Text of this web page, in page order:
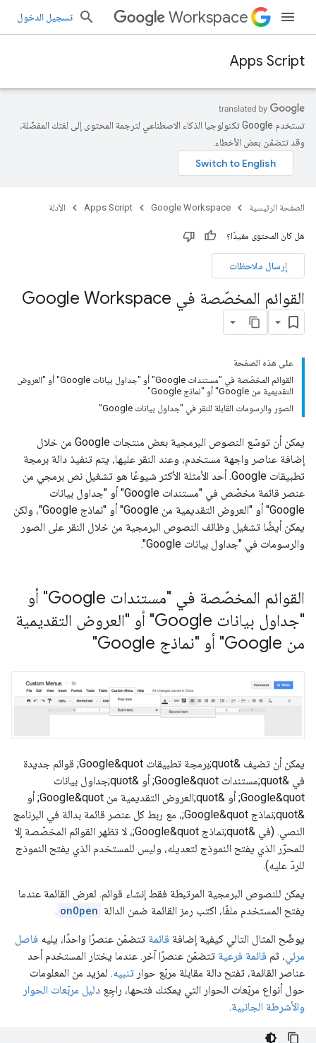
Workspace تسجيل الدخول
Apps Script
تستخدم Google تكنولوجيا الذكاء الاصطناعي لترجمة المحتوى إلى لغتك المفضّلة،
وقد تتضمّن بعض الأخطاء.
الصفحة الرئيسية Google Workspace
Apps Script الأدلة
هل كان المحتوى مفيدًا؟
إرسال ملاحظات
القوائم المخصّصة في Google Workspace
على هذه الصفحة
القوائم المخصّصة في "مستندات Google" أو "جداول بيانات Google" أو "العروض
التقديمية من Google" أو "نماذج Google"
الصور والرسومات القابلة للنقر في "جداول بيانات Google"
يمكن أن توسّع النصوص البرمجية بعض منتجات Google من خلال
إضافة عناصر واجهة مستخدم، وعند النقر عليها، يتم تنفيذ دالة برمجة
تطبيقات Google. أحد الأمثلة الأكثر شيوعًا هو تشغيل نص برمجي من
عنصر قائمة مخصّص في "مستندات Google" أو "جداول بيانات
Google" أو "العروض التقديمية من Google" أو "نماذج Google"، ولكن
يمكن أيضًا تشغيل وظائف النصوص البرمجية من خلال النقر على الصور
والرسومات في "جداول بيانات Google".
القوائم المخصّصة في "مستندات Google" أو
"جداول بيانات Google" أو "العروض التقديمية
من Google" أو "نماذج Google"
يمكن أن تضيف &quot;برمجة تطبيقات Google&quot; قوائم جديدة
في &quot;مستندات Google&quot; أو &quot;جداول بيانات
Google&quot; أو &quot;العروض التقديمية من Google&quot; أو
&quot;نماذج Google&quot;، مع ربط كل عنصر قائمة بدالة في البرنامج
النصي. (في &quot;نماذج Google&quot;، لا تظهر القوائم المخصّصة إلا
للمحرّر الذي يفتح النموذج لتعديله، وليس للمستخدم الذي يفتح النموذج
للردّ عليه).
يمكن للنصوص البرمجية المرتبطة فقط إنشاء قوائم. لعرض القائمة عندما
يفتح المستخدم ملفًا، اكتب رمز القائمة ضمن الدالة onOpen
.
يوضّح المثال التالي كيفية إضافة قائمة تتضمّن عنصرًا واحدًا، يليه فاصل
مرئي، ثم قائمة فرعية تتضمّن عنصرًا آخر. عندما يختار المستخدم أحد
عناصر القائمة، تفتح دالة مقابلة مربّع حوار تنبيه. لمزيد من المعلومات
حول أنواع مربّعات الحوار التي يمكنك فتحها، راجِع دليل مربّعات الحوار
والأشرطة الجانبية.